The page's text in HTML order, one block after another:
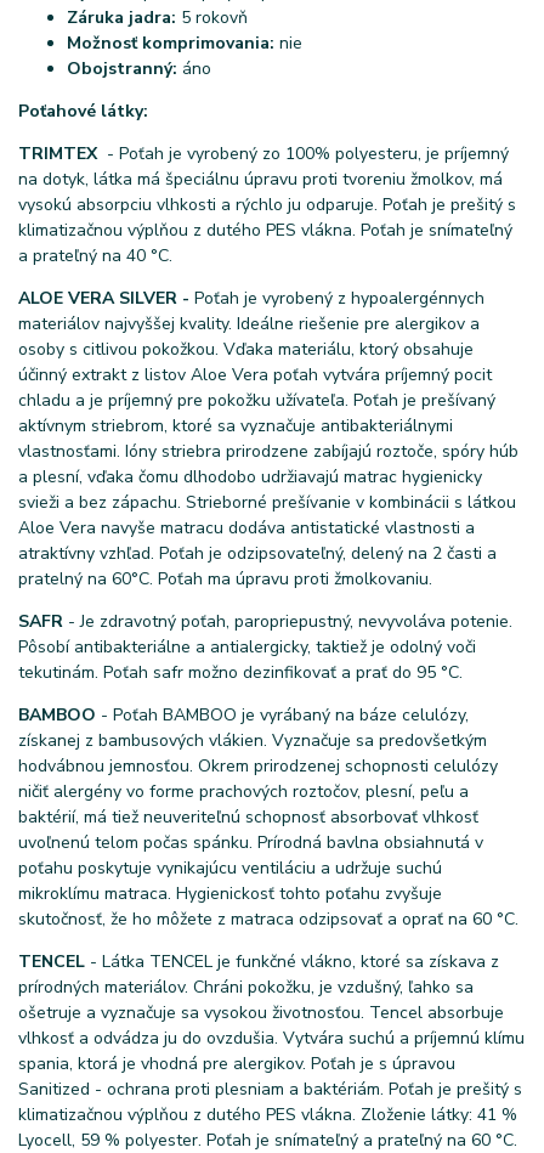
Záruka jadra: 5 rokovň
Možnosť komprimovania: nie
Obojstranný: áno
Poťahové látky:
TRIMTEX- Poťah je vyrobený zo 100% polyesteru, je príjemný
na dotyk, látka má špeciálnu úpravu proti tvoreniu žmolkov, má
vysokú absorpciu vlhkosti a rýchlo ju odparuje. Poťah je prešitý s
klimatizačnou výplňou z dutého PES vlákna. Poťah je snímateľný
a prateľný na 40 °C.
ALOE VERA SILVER - Poťah je vyrobený z hypoalergénnych
materiálov najvyššej kvality. Ideálne riešenie pre alergikov a
osoby s citlivou pokožkou. Vďaka materiálu, ktorý obsahuje
účinný extrakt z listov Aloe Vera poťah vytvára príjemný pocit
chladu a je príjemný pre pokožku užívateľa. Poťah je prešívaný
aktívnym striebrom, ktoré sa vyznačuje antibakteriálnymi
vlastnosťami. Ióny striebra prirodzene zabíjajú roztoče, spóry húb
a plesní, vďaka čomu dlhodobo udržiavajú matrac hygienicky
svieži a bez zápachu. Strieborné prešívanie v kombinácii s látkou
Aloe Vera navyše matracu dodáva antistatické vlastnosti a
atraktívny vzhľad. Poťah je odzipsovateľný, delený na 2 časti a
pratelný na 60°C. Poťah ma úpravu proti žmolkovaniu.
SAFR - Je zdravotný poťah, paropriepustný, nevyvoláva potenie.
Pôsobí antibakteriálne a antialergicky, taktiež je odolný voči
tekutinám. Poťah safr možno dezinfikovať a prať do 95 °C.
BAMBOO - Poťah BAMBOO je vyrábaný na báze celulózy,
získanej z bambusových vlákien. Vyznačuje sa predovšetkým
hodvábnou jemnosťou. Okrem prirodzenej schopnosti celulózy
ničiť alergény vo forme prachových roztočov, plesní, peľu a
baktérií, má tiež neuveriteľnú schopnosť absorbovať vlhkosť
uvoľnenú telom počas spánku. Prírodná bavlna obsiahnutá v
poťahu poskytuje vynikajúcu ventiláciu a udržuje suchú
mikroklímu matraca. Hygienickosť tohto poťahu zvyšuje
skutočnosť, že ho môžete z matraca odzipsovať a oprať na 60 °C.
TENCEL - Látka TENCEL je funkčné vlákno, ktoré sa získava z
prírodných materiálov. Chráni pokožku, je vzdušný, ľahko sa
ošetruje a vyznačuje sa vysokou životnosťou. Tencel absorbuje
vlhkosť a odvádza ju do ovzdušia. Vytvára suchú a príjemnú klímu
spania, ktorá je vhodná pre alergikov. Poťah je s úpravou
Sanitized - ochrana proti plesniam a baktériám. Poťah je prešitý s
klimatizačnou výplňou z dutého PES vlákna. Zloženie látky: 41 %
Lyocell, 59 % polyester. Poťah je snímateľný a prateľný na 60 °C.